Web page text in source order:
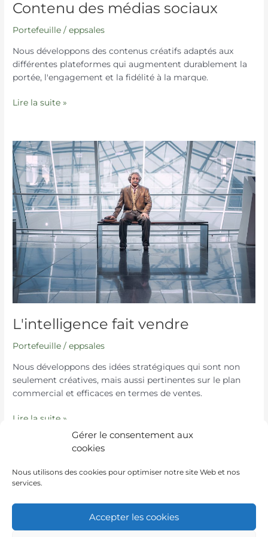
Gérer le consentement aux
cookies
Nous utilisons des cookies pour optimiser notre site Web et nos
services.
Accepter les cookies
Contenu des médias sociaux
Portefeuille /eppsales
Nous développons des contenus créatifs adaptés aux
différentes plateformes qui augmentent durablement la
portée, l'engagement et la fidélité à la marque.
Lire la suite »
L'intelligence fait vendre
Portefeuille /eppsales
Nous développons des idées stratégiques qui sont non
seulement créatives, mais aussi pertinentes sur le plan
commercial et efficaces en termes de ventes.
L'intelligence
fait
vendre
Lire la suite »
←Précédent 1 … 3 4 5
6